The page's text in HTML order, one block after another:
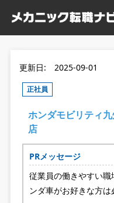
更新日: 2025-09-01
正社員
ホンダモビリティ
店
PRメッセージ
従業員の働きやすい
ンダ車がお好きな方は